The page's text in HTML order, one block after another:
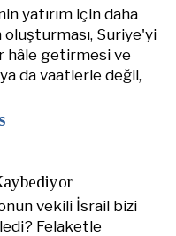
yatırım için daha
Suriye'yi
hâle getirmesi ve
da vaatlerle değil,
vekili İsrail bizi
Felaketle